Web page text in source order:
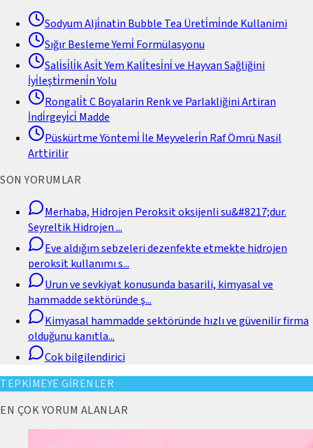
Sodyum Alji̇natin Bubble Tea Üreti̇mi̇nde Kullanimi
Sığır Besleme Yemi̇ Formülasyonu
Sali̇si̇li̇k Asi̇t Yem Kali̇tesi̇ni̇ ve Hayvan Sağliğini
İyi̇leşti̇rmeni̇n Yolu
Rongali̇t C Boyalarin Renk ve Parlakliğini Artiran
İndi̇rgeyi̇ci̇ Madde
Püskürtme Yöntemi̇ İle Meyveleri̇n Raf Ömrü Nasil
Arttirilir
SON YORUMLAR
Merhaba, Hidrojen Peroksit oksijenli su&#8217;dur.
Seyreltik Hidrojen...
Eve aldığım sebzeleri dezenfekte etmekte hidrojen
peroksit kullanımı s...
Urun ve sevkiyat konusunda basarili, kimyasal ve
hammadde sektöründe ş...
Kimyasal hammadde sektöründe hızlı ve güvenilir firma
olduğunu kanıtla...
Cok bilgilendirici
TEPKİMEYE GİRENLER
EN ÇOK YORUM ALANLAR